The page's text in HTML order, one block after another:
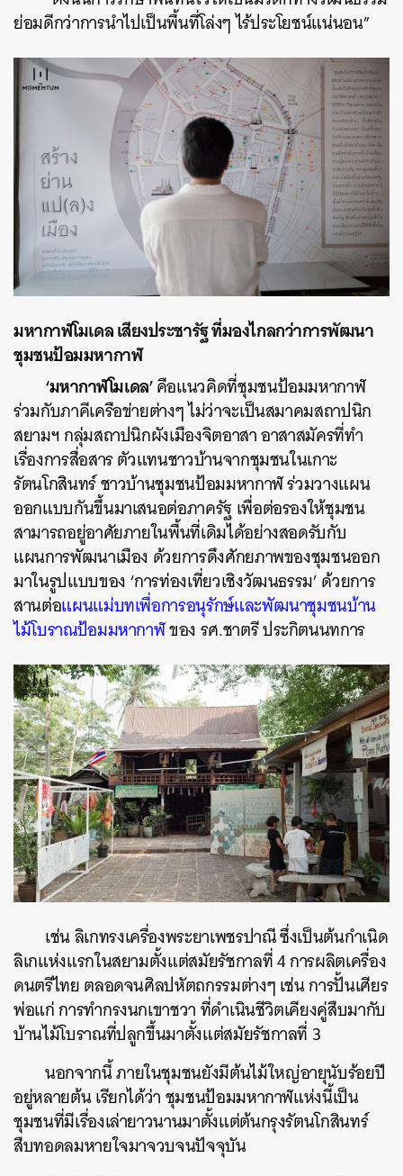
ย่อมดีกว่าการนำไปเป็นพื้นที่โล่งๆ ไร้ประโยชน์แน่นอน”
มหากาฬโมเดล เสียงประชารัฐ ที่มองไกลกว่าการพัฒนา
ชุมชนป้อมมหากาฬ
‘มหากาฬโมเดล’คือแนวคิดที่ชุมชนป้อมมหากาฬ
ร่วมกับภาคีเครือข่ายต่างๆ ไม่ว่าจะเป็นสมาคมสถาปนิก
สยามฯ กลุ่มสถาปนิกผังเมืองจิตอาสา อาสาสมัครที่ทำ
เรื่องการสื่อสาร ตัวแทนชาวบ้านจากชุมชนในเกาะ
รัตนโกสินทร์ ชาวบ้านชุมชนป้อมมหากาฬ ร่วมวางแผน
ออกแบบกันขึ้นมาเสนอต่อภาครัฐ เพื่อต่อรองให้ชุมชน
สามารถอยู่อาศัยภายในพื้นที่เดิมได้อย่างสอดรับกับ
แผนการพัฒนาเมือง ด้วยการดึงศักยภาพของชุมชนออก
มาในรูปแบบของ ‘การท่องเที่ยวเชิงวัฒนธรรม’ ด้วยการ
สานต่อแผนแม่บทเพื่อการอนุรักษ์และพัฒนาชุมชนบ้าน
ไม้โบราณป้อมมหากาฬของ รศ.ชาตรี ประกิตนนทการ
เช่น ลิเกทรงเครื่องพระยาเพชรปาณี ซึ่งเป็นต้นกำเนิด
ลิเกแห่งแรกในสยามตั้งแต่สมัยรัชกาลที่ 4 การผลิตเครื่อง
ดนตรีไทย ตลอดจนศิลปหัตถกรรมต่างๆ เช่น การปั้นเศียร
พ่อแก่ การทำกรงนกเขาชวา ที่ดำเนินชีวิตเคียงคู่สืบมากับ
บ้านไม้โบราณที่ปลูกขึ้นมาตั้งแต่สมัยรัชกาลที่ 3
นอกจากนี้ ภายในชุมชนยังมีต้นไม้ใหญ่อายุนับร้อยปี
อยู่หลายต้น เรียกได้ว่า ชุมชนป้อมมหากาฬแห่งนี้เป็น
ชุมชนที่มีเรื่องเล่ายาวนานมาตั้งแต่ต้นกรุงรัตนโกสินทร์
สืบทอดลมหายใจมาจวบจนปัจจุบัน